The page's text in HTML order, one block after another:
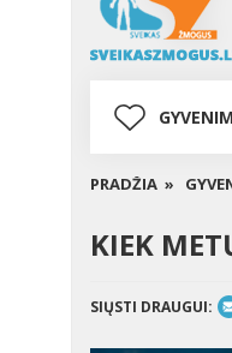
PRADŽIA »
KIEK
SIŲSTI DRAUGUI: